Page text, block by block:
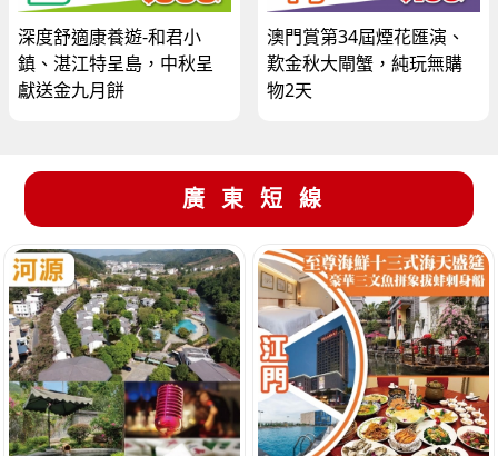
深度舒適康養遊-和君小
鎮、湛江特呈島，中秋呈
獻送金九月餅
澳門賞第34屆煙花匯演、
歎金秋大閘蟹，純玩無購
物2天
廣東短線